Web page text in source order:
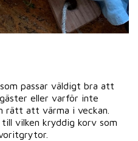
passar väldigt bra att
eller varför inte
rätt att värma i veckan.
vilken kryddig korv som